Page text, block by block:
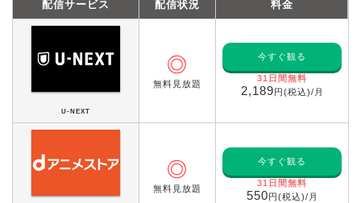
配信サービス 配信状況 料金
U-NEXT
◎
無料見放題
今すぐ観る
31日間無料
2,189円(税込)/月
◎
無料見放題
今すぐ観る
31日間無料
550円(税込)/月